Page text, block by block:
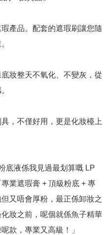
產品。配套的遮瑕刷讓您隨
妝整天不氧化、不變灰，從
，不僅好用，更是化妝檯上
底液係我見過最划算嘅 LP
業遮瑕膏 + 頂級粉底 + 專
又唔會厚粉，最正係卸妝之
妝之前，呢個就係魚子精華
款，專業又高級！」